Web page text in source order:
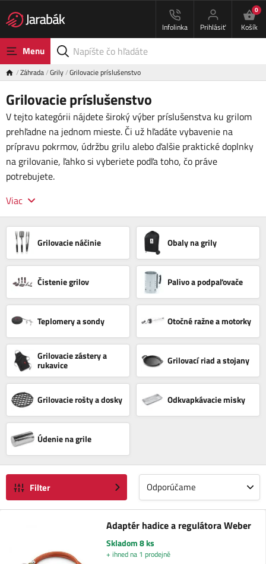
Infolinka Prihlásiť
0
Košík
Menu
Záhrada Grily Grilovacie príslušenstvo
Grilovacie príslušenstvo
V tejto kategórii nájdete široký výber príslušenstva ku grilom
prehľadne na jednom mieste. Či už hľadáte vybavenie na
prípravu pokrmov, údržbu grilu alebo ďalšie praktické doplnky
na grilovanie, ľahko si vyberiete podľa toho, čo práve
potrebujete.
Viac
Grilovacie náčinie Obaly na grily
Čistenie grilov Palivo a podpaľovače
Teplomery a sondy Otočné ražne a motorky
Grilovacie zástery a
rukavice Grilovací riad a stojany
Grilovacie rošty a dosky Odkvapkávacie misky
Údenie na grile
Filter Odporúčame
Adaptér hadice a regulátora Weber
Skladom 8 ks
+ ihned na 1 prodejně